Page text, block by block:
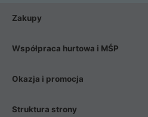
Zakupy
Współpraca hurtowa i MŚP
Okazja i promocja
Struktura strony